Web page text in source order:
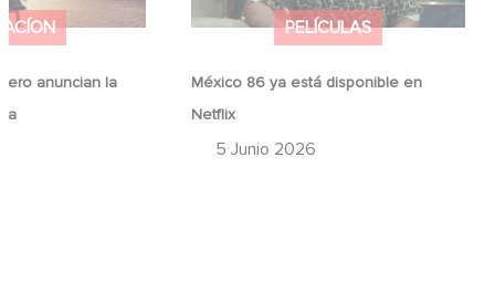
anuncian la
PELÍCULAS
México 86 ya está disponible en
Netflix
5 Junio 2026